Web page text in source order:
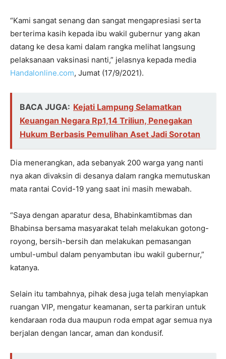
“Kami sangat senang dan sangat mengapresiasi serta
berterima kasih kepada ibu wakil gubernur yang akan
datang ke desa kami dalam rangka melihat langsung
pelaksanaan vaksinasi nanti,” jelasnya kepada media
Handalonline.com, Jumat (17/9/2021).
BACA JUGA: Kejati Lampung Selamatkan
Keuangan Negara Rp1,14 Triliun, Penegakan
Hukum Berbasis Pemulihan Aset Jadi Sorotan
Dia menerangkan, ada sebanyak 200 warga yang nanti
nya akan divaksin di desanya dalam rangka memutuskan
mata rantai Covid-19 yang saat ini masih mewabah.
“Saya dengan aparatur desa, Bhabinkamtibmas dan
Bhabinsa bersama masyarakat telah melakukan gotong-
royong, bersih-bersih dan melakukan pemasangan
umbul-umbul dalam penyambutan ibu wakil gubernur,”
katanya.
Selain itu tambahnya, pihak desa juga telah menyiapkan
ruangan VIP, mengatur keamanan, serta parkiran untuk
kendaraan roda dua maupun roda empat agar semua nya
berjalan dengan lancar, aman dan kondusif.